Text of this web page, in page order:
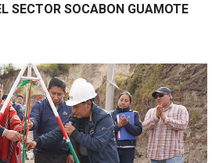
SECTOR SOCABON GUAMOTE